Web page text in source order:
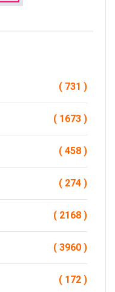
( 731 )
( 1673 )
( 458 )
( 274 )
( 2168 )
( 3960 )
( 172 )